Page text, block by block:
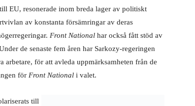
EU, resonerade inom breda lager av politiskt
av konstanta försämringar av deras
Front National har också fått stöd av
de senaste fem åren har Sarkozy-regeringen
för att avleda uppmärksamheten från de
för Front National i valet.
till